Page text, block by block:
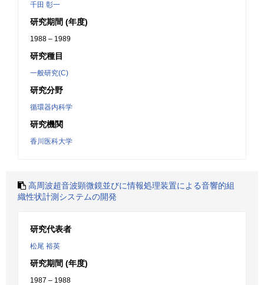
千田 彰一
研究期間 (年度)
1988 – 1989
研究種目
一般研究(C)
研究分野
循環器内科学
研究機関
香川医科大学
高周波超音波顕微鏡並びに情報処理装置による音響的組
織性状計測システムの開発
研究代表者
松尾 裕英
研究期間 (年度)
1987 – 1988